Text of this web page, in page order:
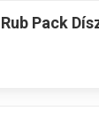
Pack